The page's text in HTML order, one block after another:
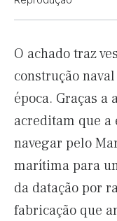
O achado traz
construção
época. Graças a
acreditam que a
navegar pelo
marítima para
da datação por
fabricação que